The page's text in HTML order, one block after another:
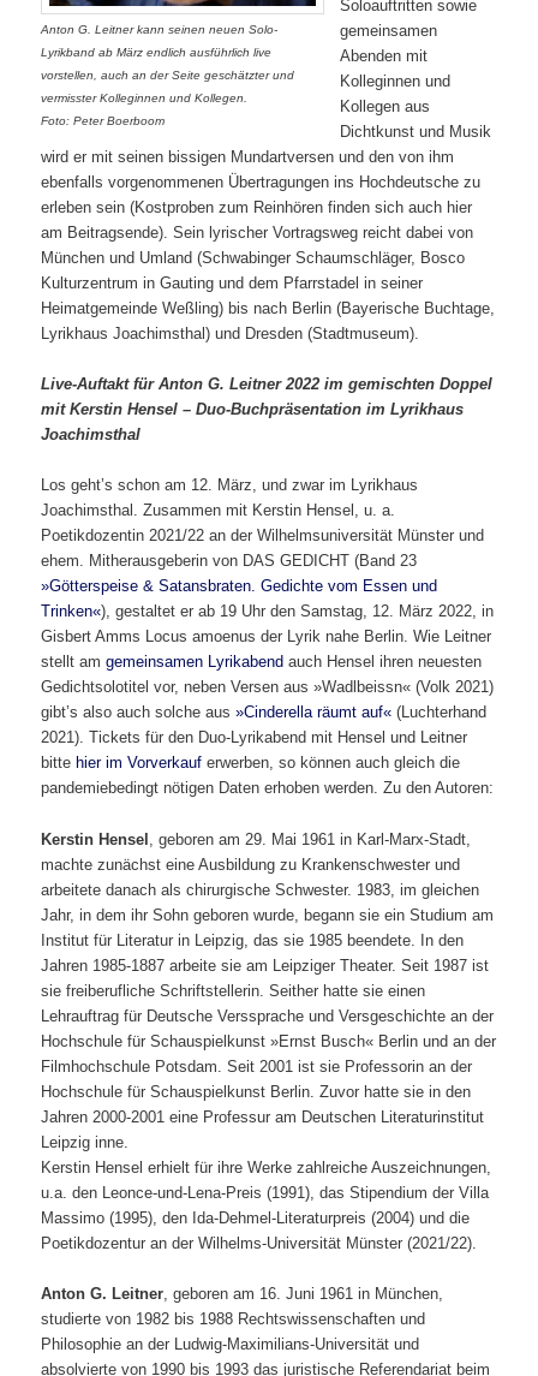
Anton G. Leitner kann seinen neuen Solo-
Lyrikband ab März endlich ausführlich live
vorstellen, auch an der Seite geschätzter und
vermisster Kolleginnen und Kollegen.
Foto: Peter Boerboom
Soloauftritten sowie
gemeinsamen
Abenden mit
Kolleginnen und
Kollegen aus
Dichtkunst und Musik
wird er mit seinen bissigen Mundartversen und den von ihm
ebenfalls vorgenommenen Übertragungen ins Hochdeutsche zu
erleben sein (Kostproben zum Reinhören finden sich auch hier
am Beitragsende). Sein lyrischer Vortragsweg reicht dabei von
München und Umland (Schwabinger Schaumschläger, Bosco
Kulturzentrum in Gauting und dem Pfarrstadel in seiner
Heimatgemeinde Weßling) bis nach Berlin (Bayerische Buchtage,
Lyrikhaus Joachimsthal) und Dresden (Stadtmuseum).
Live-Auftakt für Anton G. Leitner 2022 im gemischten Doppel
mit Kerstin Hensel – Duo-Buchpräsentation im Lyrikhaus
Joachimsthal
Los geht’s schon am 12. März, und zwar im Lyrikhaus
Joachimsthal. Zusammen mit Kerstin Hensel, u. a.
Poetikdozentin 2021/22 an der Wilhelmsuniversität Münster und
ehem. Mitherausgeberin von DAS GEDICHT (Band 23
»Götterspeise & Satansbraten. Gedichte vom Essen und
Trinken«), gestaltet er ab 19 Uhr den Samstag, 12. März 2022, in
Gisbert Amms Locus amoenus der Lyrik nahe Berlin. Wie Leitner
stellt amgemeinsamen Lyrikabend auch Hensel ihren neuesten
Gedichtsolotitel vor, neben Versen aus »Wadlbeissn« (Volk 2021)
gibt’s also auch solche aus»Cinderella räumt auf« (Luchterhand
2021). Tickets für den Duo-Lyrikabend mit Hensel und Leitner
bitte hier im Vorverkauf erwerben, so können auch gleich die
pandemiebedingt nötigen Daten erhoben werden. Zu den Autoren:
Kerstin Hensel , geboren am 29. Mai 1961 in Karl-Marx-Stadt,
machte zunächst eine Ausbildung zu Krankenschwester und
arbeitete danach als chirurgische Schwester. 1983, im gleichen
Jahr, in dem ihr Sohn geboren wurde, begann sie ein Studium am
Institut für Literatur in Leipzig, das sie 1985 beendete. In den
Jahren 1985-1887 arbeite sie am Leipziger Theater. Seit 1987 ist
sie freiberufliche Schriftstellerin. Seither hatte sie einen
Lehrauftrag für Deutsche Verssprache und Versgeschichte an der
Hochschule für Schauspielkunst »Ernst Busch« Berlin und an der
Filmhochschule Potsdam. Seit 2001 ist sie Professorin an der
Hochschule für Schauspielkunst Berlin. Zuvor hatte sie in den
Jahren 2000-2001 eine Professur am Deutschen Literaturinstitut
Leipzig inne.
Kerstin Hensel erhielt für ihre Werke zahlreiche Auszeichnungen,
u.a. den Leonce-und-Lena-Preis (1991), das Stipendium der Villa
Massimo (1995), den Ida-Dehmel-Literaturpreis (2004) und die
Poetikdozentur an der Wilhelms-Universität Münster (2021/22).
Anton G. Leitner , geboren am 16. Juni 1961 in München,
studierte von 1982 bis 1988 Rechtswissenschaften und
Philosophie an der Ludwig-Maximilians-Universität und
absolvierte von 1990 bis 1993 das juristische Referendariat beim